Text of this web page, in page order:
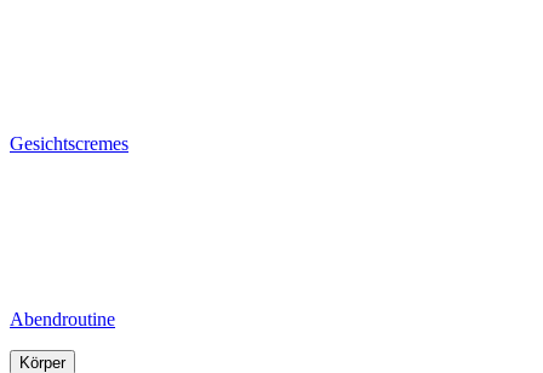
Gesichtscremes
Abendroutine
Körper